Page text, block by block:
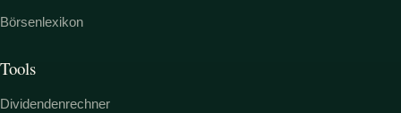
Börsenlexikon
Tools
Dividendenrechner